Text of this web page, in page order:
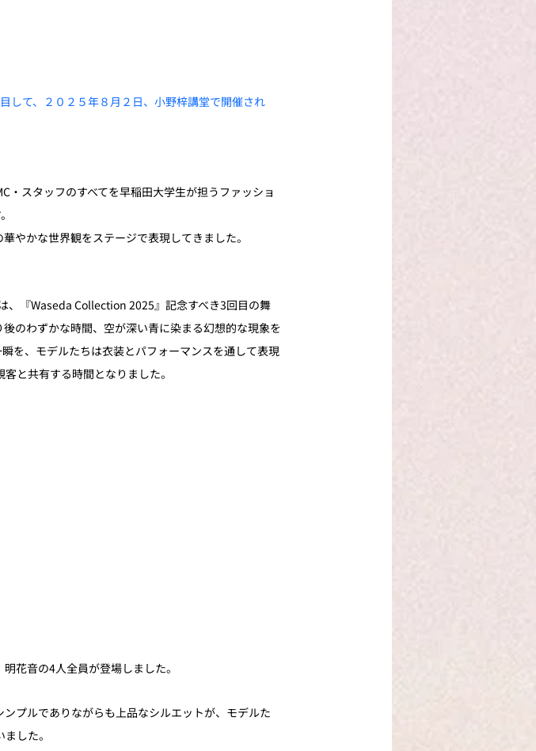
て、２０２５年８月２日、小野梓講堂で開催され
・スタッフのすべてを早稲田大学生が担うファッショ
やかな世界観をステージで表現してきました。
、『Waseda Collection 2025』記念すべき3回目の舞
のわずかな時間、空が深い青に染まる幻想的な現象を
を、モデルたちは衣装とパフォーマンスを通して表現
と共有する時間となりました。
花音の4人全員が登場しました。
プルでありながらも上品なシルエットが、モデルた
した。